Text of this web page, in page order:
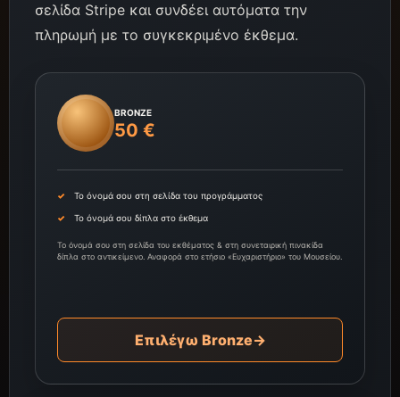
σελίδα Stripe και συνδέει αυτόματα την
πληρωμή με το συγκεκριμένο έκθεμα.
BRONZE
50 €
Το όνομά σου στη σελίδα του προγράμματος
Το όνομά σου δίπλα στο έκθεμα
Το όνομά σου στη σελίδα του εκθέματος & στη συνεταιρική πινακίδα
δίπλα στο αντικείμενο. Αναφορά στο ετήσιο «Ευχαριστήριο» του Μουσείου.
Επιλέγω Bronze→